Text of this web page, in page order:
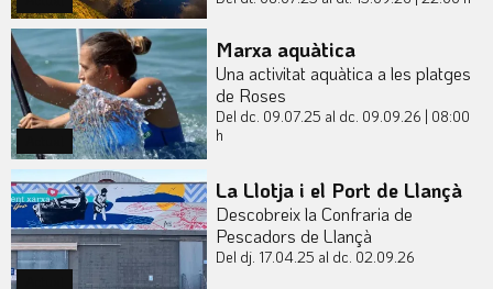
Marxa aquàtica
Una activitat aquàtica a les platges
de Roses
Del dc. 09.07.25 al dc. 09.09.26 | 08:00
h
La Llotja i el Port de Llançà
Descobreix la Confraria de
Pescadors de Llançà
Del dj. 17.04.25 al dc. 02.09.26